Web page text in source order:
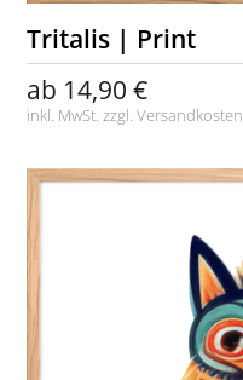
Tritalis | Print
ab 14,90 €
inkl. MwSt. zzgl.Versandkosten